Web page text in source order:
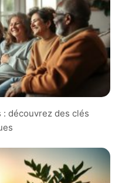
découvrez des clés